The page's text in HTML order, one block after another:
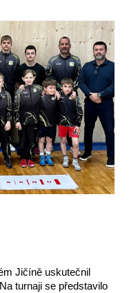
Jičíně uskutečnil
turnaji se představilo